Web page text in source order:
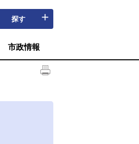
探す
市政情報